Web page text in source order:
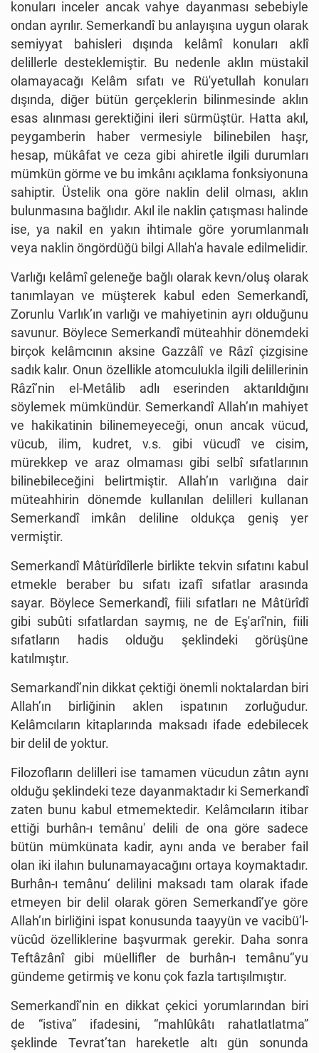
konuları inceler ancak vahye dayanması sebebiyle
ondan ayrılır. Semerkandî bu anlayışına uygun olarak
semiyyat bahisleri dışında kelâmî konuları aklî
delillerle desteklemiştir. Bu nedenle aklın müstakil
olamayacağı Kelâm sıfatı ve Rü'yetullah konuları
dışında, diğer bütün gerçeklerin bilinmesinde aklın
esas alınması gerektiğini ileri sürmüştür. Hatta akıl,
peygamberin haber vermesiyle bilinebilen haşr,
hesap, mükâfat ve ceza gibi ahiretle ilgili durumları
mümkün görme ve bu imkânı açıklama fonksiyonuna
sahiptir. Üstelik ona göre naklin delil olması, aklın
bulunmasına bağlıdır. Akıl ile naklin çatışması halinde
ise, ya nakil en yakın ihtimale göre yorumlanmalı
veya naklin öngördüğü bilgi Allah'a havale edilmelidir.
Varlığı kelâmî geleneğe bağlı olarak kevn/oluş olarak
tanımlayan ve müşterek kabul eden Semerkandî,
Zorunlu Varlık’ın varlığı ve mahiyetinin ayrı olduğunu
savunur. Böylece Semerkandî müteahhir dönemdeki
birçok kelâmcının aksine Gazzâlî ve Râzî çizgisine
sadık kalır. Onun özellikle atomculukla ilgili delillerinin
Râzî’nin el-Metâlib adlı eserinden aktarıldığını
söylemek mümkündür. Semerkandî Allah’ın mahiyet
ve hakikatinin bilinemeyeceği, onun ancak vücud,
vücub, ilim, kudret, v.s. gibi vücudî ve cisim,
mürekkep ve araz olmaması gibi selbî sıfatlarının
bilinebileceğini belirtmiştir. Allah’ın varlığına dair
müteahhirin dönemde kullanılan delilleri kullanan
Semerkandî imkân deliline oldukça geniş yer
vermiştir.
Semerkandî Mâtürîdîlerle birlikte tekvin sıfatını kabul
etmekle beraber bu sıfatı izafî sıfatlar arasında
sayar. Böylece Semerkandî, fiili sıfatları ne Mâtürîdî
gibi subûti sıfatlardan saymış, ne de Eş'arî'nin, fiili
sıfatların hadis olduğu şeklindeki görüşüne
katılmıştır.
Semarkandî’nin dikkat çektiği önemli noktalardan biri
Allah’ın birliğinin aklen ispatının zorluğudur.
Kelâmcıların kitaplarında maksadı ifade edebilecek
bir delil de yoktur.
Filozofların delilleri ise tamamen vücudun zâtın aynı
olduğu şeklindeki teze dayanmaktadır ki Semerkandî
zaten bunu kabul etmemektedir. Kelâmcıların itibar
ettiği burhân-ı temânu' delili de ona göre sadece
bütün mümkünata kadir, aynı anda ve beraber fail
olan iki ilahın bulunamayacağını ortaya koymaktadır.
Burhân-ı temânu‘ delilini maksadı tam olarak ifade
etmeyen bir delil olarak gören Semerkandî’ye göre
Allah’ın birliğini ispat konusunda taayyün ve vacibü’l-
vücûd özelliklerine başvurmak gerekir. Daha sonra
Teftâzânî gibi müellifler de burhân-ı temânu‘’yu
gündeme getirmiş ve konu çok fazla tartışılmıştır.
Semerkandî’nin en dikkat çekici yorumlarından biri
de “istiva” ifadesini, “mahlûkâtı rahatlatlatma”
şeklinde Tevrat’tan hareketle altı gün sonunda